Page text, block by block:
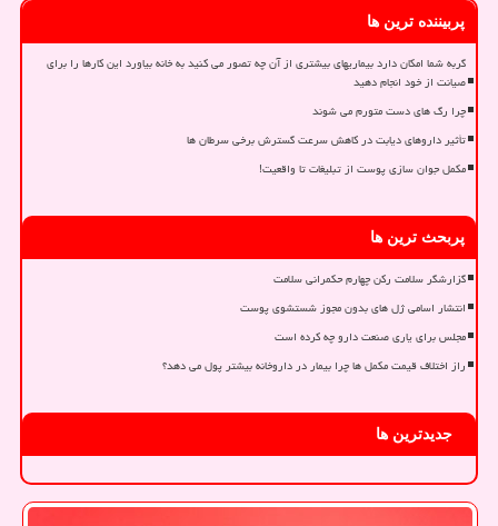
پربیننده ترین ها
گربه شما امکان دارد بیماریهای بیشتری از آن چه تصور می کنید به خانه بیاورد این کارها را برای
صیانت از خود انجام دهید
چرا رگ های دست متورم می شوند
تأثیر داروهای دیابت در کاهش سرعت گسترش برخی سرطان ها
مکمل جوان سازی پوست از تبلیغات تا واقعیت!
پربحث ترین ها
گزارشگر سلامت رکن چهارم حکمرانی سلامت
انتشار اسامی ژل های بدون مجوز شستشوی پوست
مجلس برای یاری صنعت دارو چه کرده است
راز اختلاف قیمت مکمل ها چرا بیمار در داروخانه بیشتر پول می دهد؟
جدیدترین ها